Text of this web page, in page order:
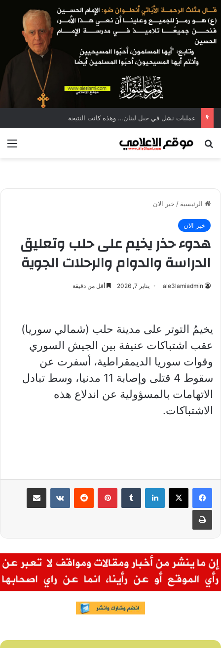
عمليات نشل في جبل لبنان… وهذه كانت النتيجة
بحث عن
الرئيسية / خبر الان
خبر الان
هدوء حذر يخيم على حلب وتعليق
الدراسة والدوام والرحلات الجوية
ale3lamiadmin يناير 7, 2026 أقل من دقيقة
يخيمُ التوتر على مدينة حلب (شمالي سوريا)
عقب اشتباكات عنيفة بين الجيش السوري
وقوات سوريا الديمقراطية، أسفرت عن
سقوط 4 قتلى وإصابة 11 مدنيا، وسط تبادل
الاتهامات بالمسؤولية عن اندلاع هذه
الاشتباكات.
لينكدإن بينتيريست مشاركة عبر البريد
طباعة